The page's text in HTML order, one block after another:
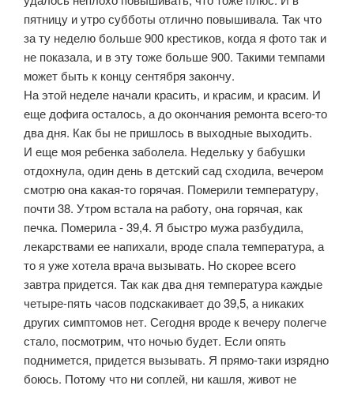
пятницу и утро субботы отлично повышивала. Так что
за ту неделю больше 900 крестиков, когда я фото так и
не показала, и в эту тоже больше 900. Такими темпами
может быть к концу сентября закончу.
На этой неделе начали красить, и красим, и красим. И
еще дофига осталось, а до окончания ремонта всего-то
два дня. Как бы не пришлось в выходные выходить.
И еще моя ребенка заболела. Недельку у бабушки
отдохнула, один день в детский сад сходила, вечером
смотрю она какая-то горячая. Померили температуру,
почти 38. Утром встала на работу, она горячая, как
печка. Померила - 39,4. Я быстро мужа разбудила,
лекарствами ее напихали, вроде спала температура, а
то я уже хотела врача вызывать. Но скорее всего
завтра придется. Так как два дня температура каждые
четыре-пять часов подскакивает до 39,5, а никаких
других симптомов нет. Сегодня вроде к вечеру полегче
стало, посмотрим, что ночью будет. Если опять
поднимется, придется вызывать. Я прямо-таки изрядно
боюсь. Потому что ни соплей, ни кашля, живот не